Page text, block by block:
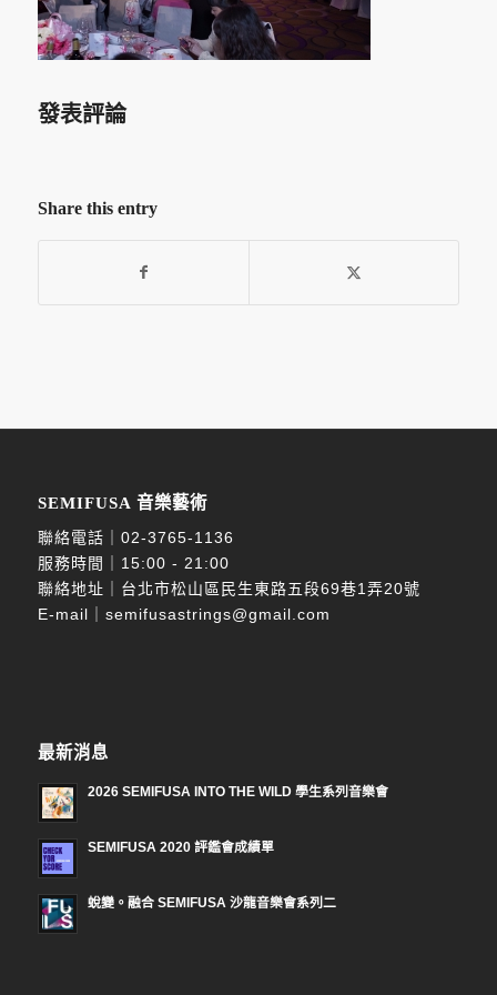
發表評論
Share this entry
SEMIFUSA 音樂藝術
聯絡電話｜ 02-3765-1136
服務時間｜15:00 - 21:00
聯絡地址｜台北市松山區民生東路五段69巷1弄20號
E-mail｜ semifusastrings@gmail.com
最新消息
2026 SEMIFUSA INTO THE WILD 學生系列音樂會
SEMIFUSA 2020 評鑑會成績單
蛻變。融合 SEMIFUSA 沙龍音樂會系列二